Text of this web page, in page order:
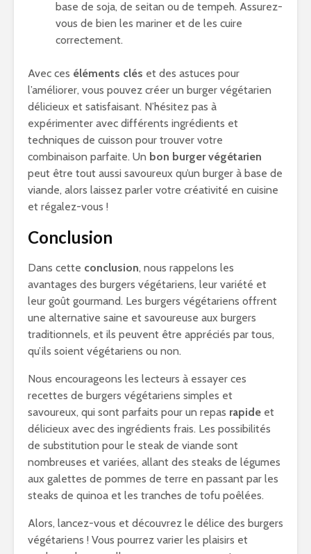
base de soja, de seitan ou de tempeh. Assurez-
vous de bien les mariner et de les cuire
correctement.
Avec ces éléments clés et des astuces pour
l’améliorer, vous pouvez créer un burger végétarien
délicieux et satisfaisant. N’hésitez pas à
expérimenter avec différents ingrédients et
techniques de cuisson pour trouver votre
combinaison parfaite. Un bon burger végétarien
peut être tout aussi savoureux qu’un burger à base de
viande, alors laissez parler votre créativité en cuisine
et régalez-vous !
Conclusion
Dans cette conclusion, nous rappelons les
avantages des burgers végétariens, leur variété et
leur goût gourmand. Les burgers végétariens offrent
une alternative saine et savoureuse aux burgers
traditionnels, et ils peuvent être appréciés par tous,
qu’ils soient végétariens ou non.
Nous encourageons les lecteurs à essayer ces
recettes de burgers végétariens simples et
savoureux, qui sont parfaits pour un repas rapide et
délicieux avec des ingrédients frais. Les possibilités
de substitution pour le steak de viande sont
nombreuses et variées, allant des steaks de légumes
aux galettes de pommes de terre en passant par les
steaks de quinoa et les tranches de tofu poêlées.
Alors, lancez-vous et découvrez le délice des burgers
végétariens ! Vous pourrez varier les plaisirs et